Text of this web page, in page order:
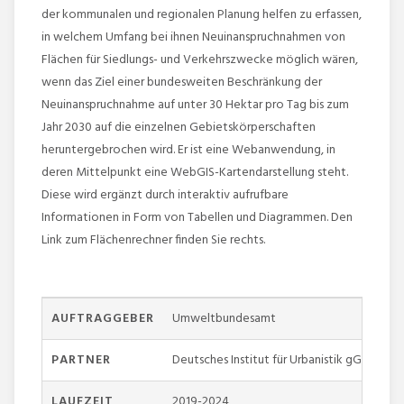
der kommunalen und regionalen Planung helfen zu erfassen,
in welchem Umfang bei ihnen Neuinanspruchnahmen von
Flächen für Siedlungs- und Verkehrszwecke möglich wären,
wenn das Ziel einer bundesweiten Beschränkung der
Neuinanspruchnahme auf unter 30 Hektar pro Tag bis zum
Jahr 2030 auf die einzelnen Gebietskörperschaften
heruntergebrochen wird. Er ist eine Webanwendung, in
deren Mittelpunkt eine WebGIS-Kartendarstellung steht.
Diese wird ergänzt durch interaktiv aufrufbare
Informationen in Form von Tabellen und Diagrammen. Den
Link zum Flächenrechner finden Sie rechts.
AUFTRAGGEBER
Umweltbundesamt
PARTNER
Deutsches Institut für Urbanistik gGmbH,